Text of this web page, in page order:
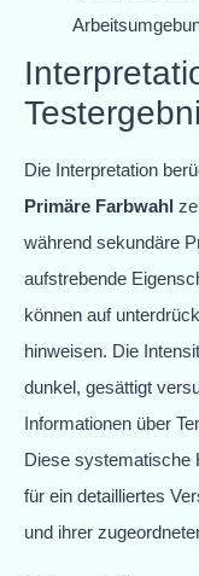
Die Interpretation
Primäre Farbwahl
während sekundäre
aufstrebende
können auf
hinweisen. Die
dunkel, gesättigt
Informationen über
Diese systematische
für ein detailliertes
und ihrer